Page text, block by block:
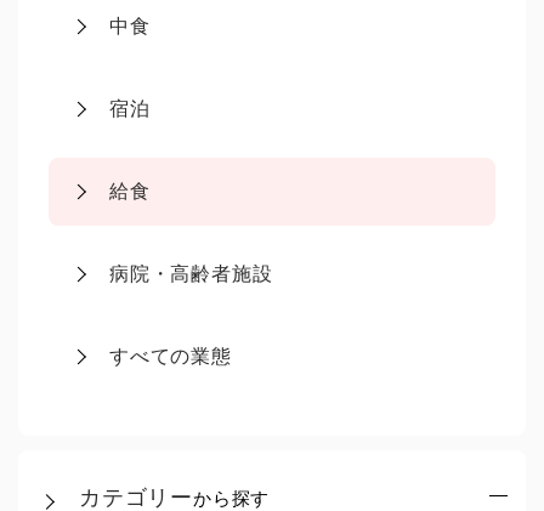
中食
宿泊
給食
病院・高齢者施設
すべての業態
カテゴリーから探す